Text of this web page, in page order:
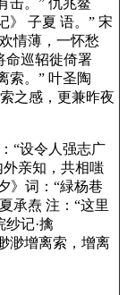
击。” 仇兆鳌
》 子夏 语。” 宋
情薄，一怀愁
命巡轺徙倚署
索。” 叶圣陶
之感，更兼昨夜
“设令人强志广
亲知，共相嗤
》词：“緑杨巷
承焘 注：“这里
记·擒
渺增离索，增离